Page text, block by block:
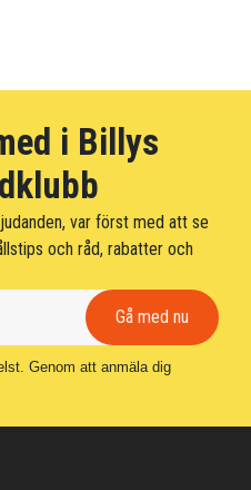
i Billys
var först med att se
och råd, rabatter och
Genom att anmäla dig